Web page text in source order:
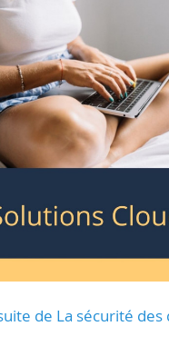
de La sécurité